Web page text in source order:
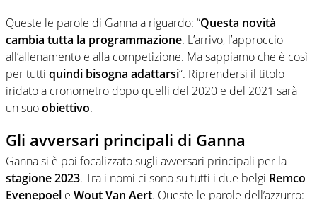
Queste le parole di Ganna a riguardo: “Questa novità
cambia tutta la programmazione. L’arrivo, l’approccio
all’allenamento e alla competizione. Ma sappiamo che è così
per tutti quindi bisogna adattarsi“. Riprendersi il titolo
iridato a cronometro dopo quelli del 2020 e del 2021 sarà
un suoobiettivo.
Gli avversari principali di Ganna
Ganna si è poi focalizzato sugli avversari principali per la
stagione 2023. Tra i nomi ci sono su tutti i due belgi Remco
Evenepoel e Wout Van Aert. Queste le parole dell’azzurro: